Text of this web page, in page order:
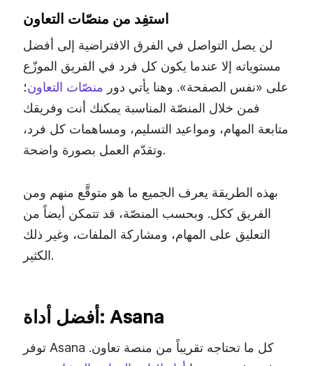
استفِد من منصّات التعاون
لن يصل التواصل في الفرق الافتراضية إلى أفضل
مستوياته إلا عندما يكون كل فرد في الفريق الموزّع
على «نفس الصفحة». وهنا يأتي دور منصّات التعاون؛
فمن خلال المنصّة المناسبة يمكنك أنت وفريقك
متابعة المهام، ومواعيد التسليم، ومساهمات كل فرد،
وتقدّم العمل بصورة واضحة.
بهذه الطريقة يعرف الجميع ما هو متوقَّع منهم ومن
الفريق ككل. وبحسب المنصّة، قد تتمكن أيضاً من
التعليق على المهام، ومشاركة الملفات، وغير ذلك
الكثير.
أفضل أداة: Asana
توفر Asana كل ما تحتاجه تقريباً من منصة تعاون.